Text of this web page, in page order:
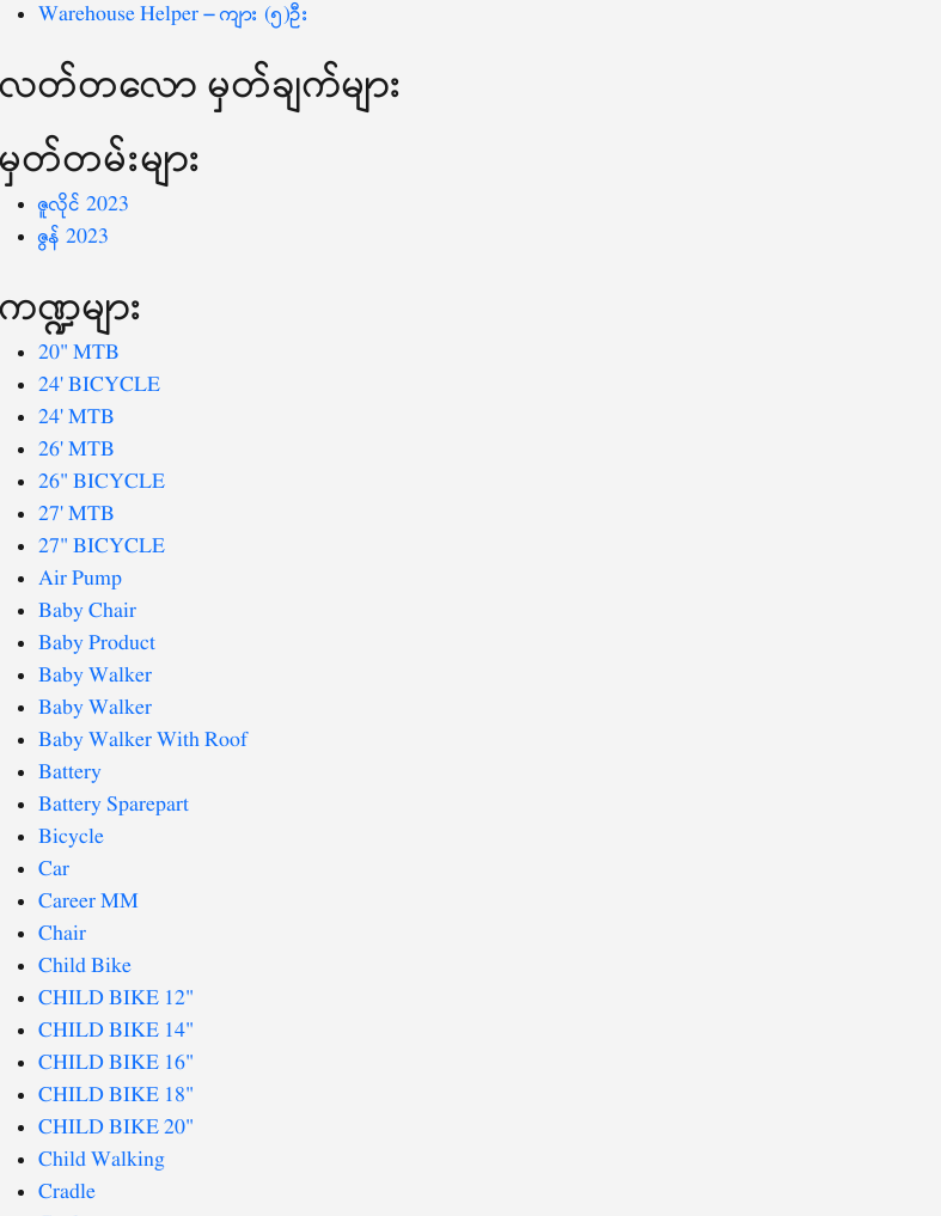
Warehouse Helper – ကျား (၅)ဦး
လတ်တ‌လော မှတ်ချက်များ
မှတ်တမ်းများ
ဇူလိုင် 2023
ဇွန် 2023
ကဏ္ဍများ
20" MTB
24' BICYCLE
24' MTB
26' MTB
26" BICYCLE
27' MTB
27" BICYCLE
Air Pump
Baby Chair
Baby Product
Baby Walker
Baby Walker
Baby Walker With Roof
Battery
Battery Sparepart
Bicycle
Car
Career MM
Chair
Child Bike
CHILD BIKE 12"
CHILD BIKE 14"
CHILD BIKE 16"
CHILD BIKE 18"
CHILD BIKE 20"
Child Walking
Cradle